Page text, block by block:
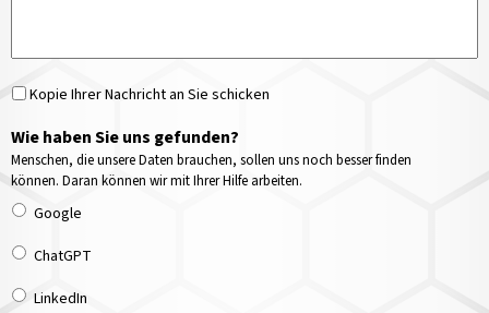
Kopie Ihrer Nachricht an Sie schicken
Wie haben Sie uns gefunden?
Menschen, die unsere Daten brauchen, sollen uns noch besser finden
können. Daran können wir mit Ihrer Hilfe arbeiten.
Google
ChatGPT
LinkedIn